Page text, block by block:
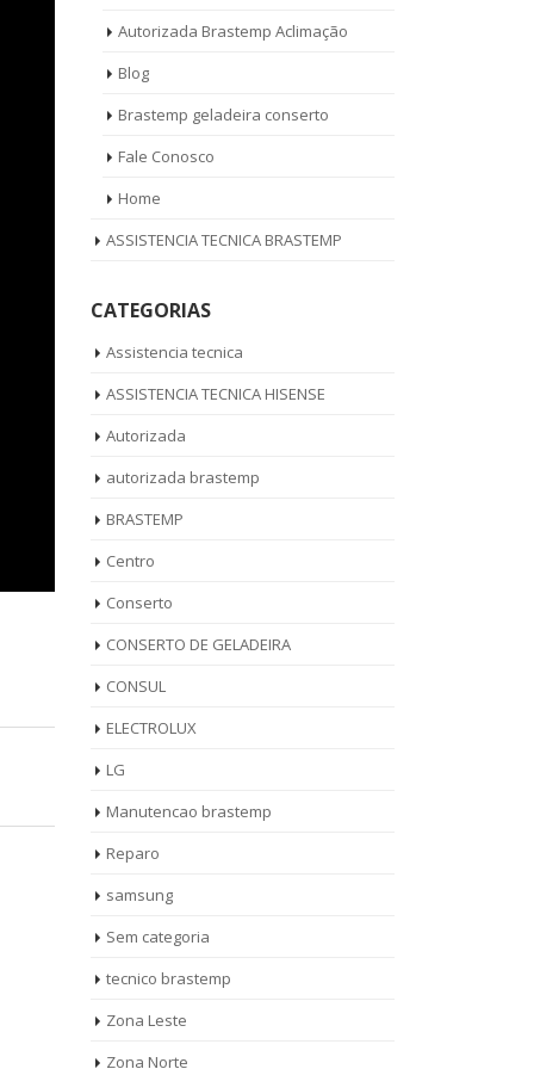
Autorizada Brastemp Aclimação
Blog
Brastemp geladeira conserto
Fale Conosco
Home
ASSISTENCIA TECNICA BRASTEMP
CATEGORIAS
Assistencia tecnica
ASSISTENCIA TECNICA HISENSE
Autorizada
autorizada brastemp
BRASTEMP
Centro
Conserto
CONSERTO DE GELADEIRA
CONSUL
ELECTROLUX
LG
Manutencao brastemp
Reparo
samsung
Sem categoria
tecnico brastemp
Zona Leste
Zona Norte